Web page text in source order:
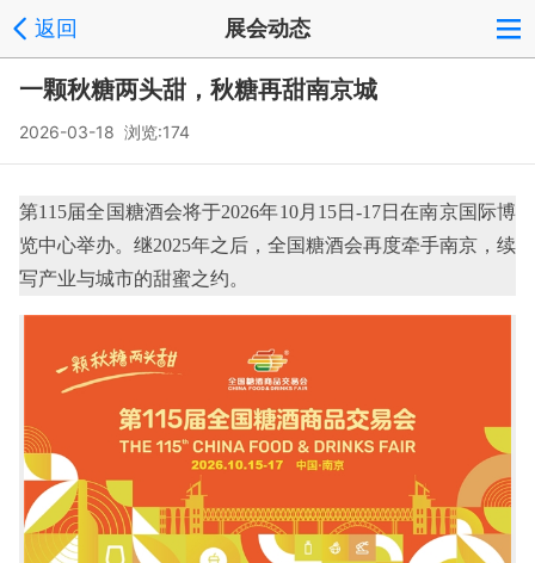
返回 展会动态
一颗秋糖两头甜，秋糖再甜南京城
2026-03-18 浏览:174
第115届全国糖酒会将于2026年10月15日-17日在南京国际博
览中心举办。继2025年之后，全国糖酒会再度牵手南京，续
写产业与城市的甜蜜之约。